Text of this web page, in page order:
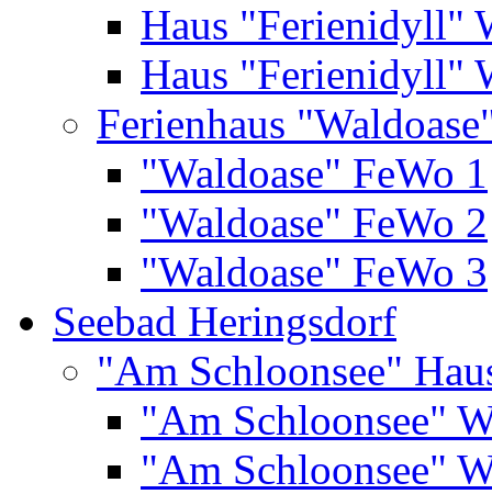
Haus "Ferienidyll"
Haus "Ferienidyll"
Ferienhaus
"Waldoase" FeWo 1
"Waldoase" FeWo 2
"Waldoase" FeWo 3
Seebad Heringsdorf
"Am Schloonsee"
"Am Schloonsee"
"Am Schloonsee"